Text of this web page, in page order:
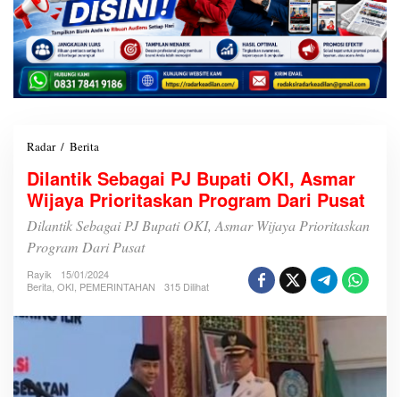
Radar / Berita
l
a
n
t
i
S
e
Dilantik Sebagai PJ Bupati OKI, Asmar
Wijaya Prioritaskan Program Dari Pusat
Dilantik Sebagai PJ Bupati OKI, Asmar Wijaya Prioritaskan
Program Dari Pusat
Rayik
15/01/2024
Berita, OKI, PEMERINTAHAN 315 Dilihat